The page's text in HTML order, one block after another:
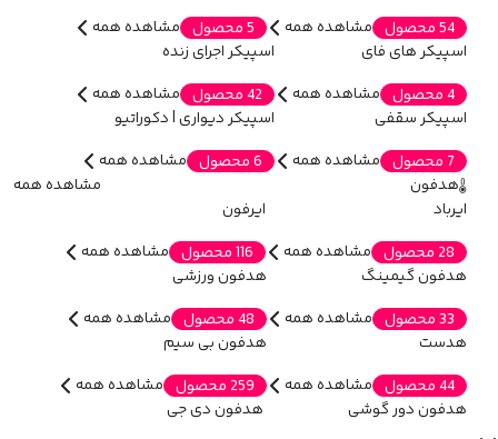
54 محصول
مشاهده همه
5 محصول
مشاهده همه
اسپیکر های فای
4 محصول
مشاهده همه
اسپیکر اجرای زنده
42 محصول
مشاهده همه
اسپیکر سقفی
7 محصول
مشاهده همه
اسپیکر دیواری | دکوراتیو
6 محصول
مشاهده همه
هدفون
مشاهده همه
ایرباد
28 محصول
مشاهده همه
ایرفون
116 محصول
مشاهده همه
هدفون گیمینگ
33 محصول
مشاهده همه
هدفون ورزشی
48 محصول
مشاهده همه
هدست
44 محصول
مشاهده همه
هدفون بی سیم
259 محصول
مشاهده همه
هدفون دور گوشی
هدفون دی جی